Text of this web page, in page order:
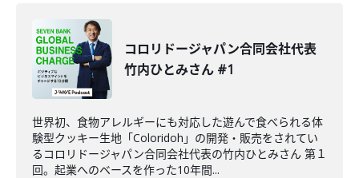
コロリドージャパン合同会社代表
竹内ひとみさん #1
世界初、食物アレルギーにも対応した遊んで食べられる体
験型クッキー生地「Coloridoh」の開発・販売をされてい
るコロリドージャパン合同会社代表の竹内ひとみさん 第１
回。起業へのベースを作った10年間...